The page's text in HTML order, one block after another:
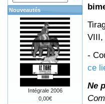
VIII,
-
ce
Ne
Nouveautés
Intégrale 2006
0,00€